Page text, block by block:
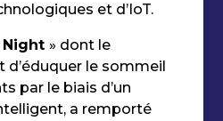
et d’IoT.
Night » dont le
le sommeil
par le biais d’un
a remporté